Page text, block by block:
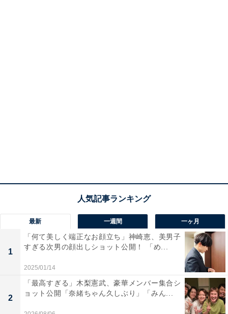
最新 一週間 一ヶ月
1
「何て美しく端正なお顔立ち」神崎恵、美男子
すぎる次男の顔出しショット公開！ 「め...
2025/01/14
2
「最高すぎる」木梨憲武、豪華メンバー集合シ
ョット公開「奈緒ちゃん久しぶり」「みん...